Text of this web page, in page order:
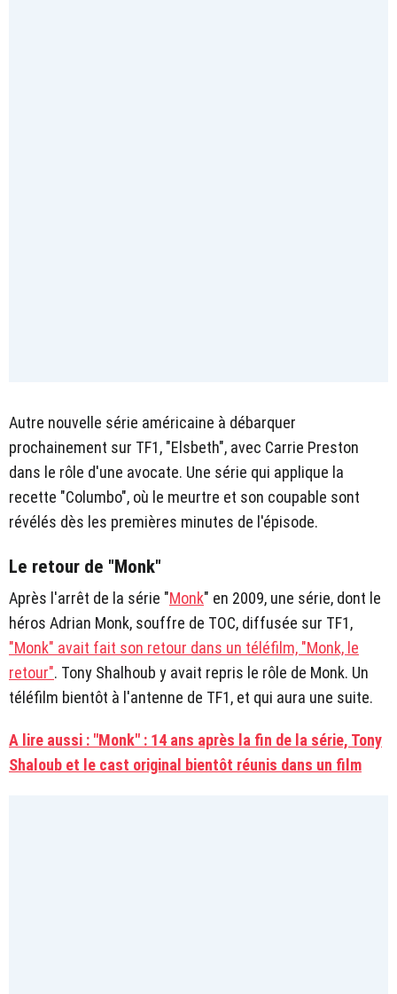
Autre nouvelle série américaine à débarquer
prochainement sur TF1, "Elsbeth", avec Carrie Preston
dans le rôle d'une avocate. Une série qui applique la
recette "Columbo", où le meurtre et son coupable sont
révélés dès les premières minutes de l'épisode.
Le retour de "Monk"
Après l'arrêt de la série "Monk" en 2009, une série, dont le
héros Adrian Monk, souffre de TOC, diffusée sur TF1,
"Monk" avait fait son retour dans un téléfilm, "Monk, le
retour". Tony Shalhoub y avait repris le rôle de Monk. Un
téléfilm bientôt à l'antenne de TF1, et qui aura une suite.
A lire aussi : "Monk" : 14 ans après la fin de la série, Tony
Shaloub et le cast original bientôt réunis dans un film